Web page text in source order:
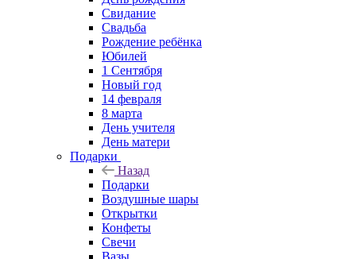
Свидание
Свадьба
Рождение ребёнка
Юбилей
1 Сентября
Новый год
14 февраля
8 марта
День учителя
День матери
Подарки
Назад
Подарки
Воздушные шары
Открытки
Конфеты
Свечи
Вазы